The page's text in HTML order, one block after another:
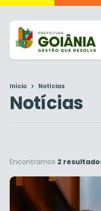
Início Notícias
Notícias
Encontramos 2